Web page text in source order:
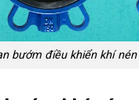
bướm điều khiển khí nén